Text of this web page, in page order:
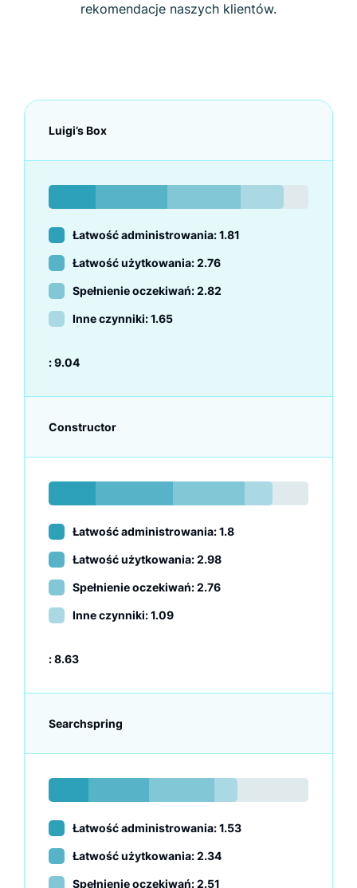
rekomendacje naszych klientów.
Luigi’s Box
Łatwość administrowania: 1.81
Łatwość użytkowania: 2.76
Spełnienie oczekiwań: 2.82
Inne czynniki: 1.65
:9.04
Constructor
Łatwość administrowania: 1.8
Łatwość użytkowania: 2.98
Spełnienie oczekiwań: 2.76
Inne czynniki: 1.09
:8.63
Searchspring
Łatwość administrowania: 1.53
Łatwość użytkowania: 2.34
Spełnienie oczekiwań: 2.51